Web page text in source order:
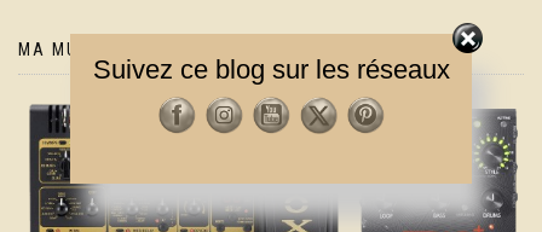
MA MUSIQUE
Suivez ce blog sur les réseaux